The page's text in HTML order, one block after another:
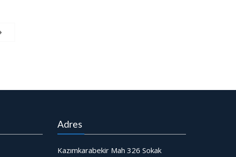
Adres
Kazımkarabekir Mah 326 Sokak